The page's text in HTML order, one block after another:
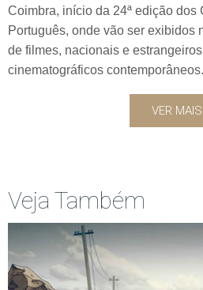
Coimbra, início da 24ª edição dos
Português, onde vão ser exibidos
de filmes, nacionais e
cinematográficos contemporâneos.
VER MAIS
Veja Também